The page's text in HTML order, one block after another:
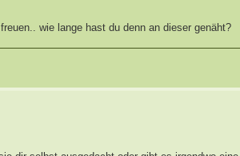
wie lange hast du denn an dieser genäht?